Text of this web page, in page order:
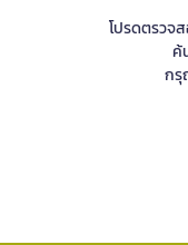
โปรดตรวจ
ค้
กรุ